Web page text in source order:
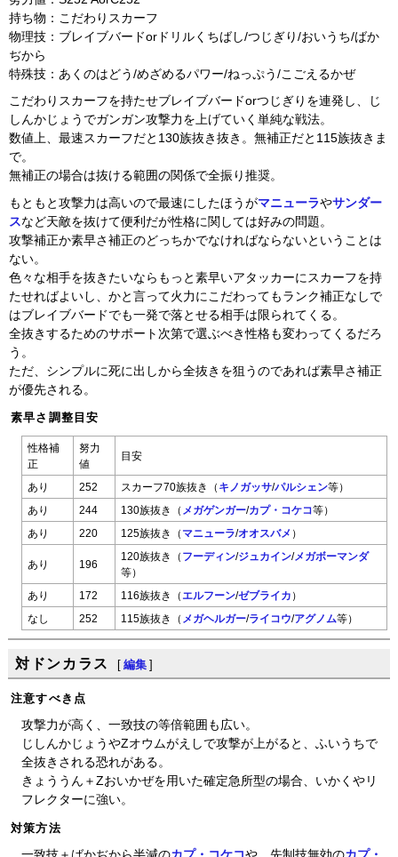
持ち物：こだわりスカーフ
物理技：ブレイブバードorドリルくちばし/つじぎり/おいうち/ばか
ぢから
特殊技：あくのはどう/めざめるパワー/ねっぷう/こごえるかぜ
こだわりスカーフを持たせブレイブバードorつじぎりを連発し、じ
しんかじょうでガンガン攻撃力を上げていく単純な戦法。
数値上、最速スカーフだと130族抜き抜き。無補正だと115族抜きま
で。
無補正の場合は抜ける範囲の関係で全振り推奨。
もともと攻撃力は高いので最速にしたほうがマニューラやサンダー
スなど天敵を抜けて便利だが性格に関しては好みの問題。
攻撃補正か素早さ補正のどっちかでなければならないということは
ない。
色々な相手を抜きたいならもっと素早いアタッカーにスカーフを持
たせればよいし、かと言って火力にこだわってもランク補正なしで
はブレイブバードでも一発で落とせる相手は限られてくる。
全抜きするためのサポート次第で選ぶべき性格も変わってくるだろ
う。
ただ、シンプルに死に出しから全抜きを狙うのであれば素早さ補正
が優先される。
素早さ調整目安
性格補
正
努力
値
目安
あり 252 スカーフ70族抜き（ キノガッサ/パルシェン等）
あり 244 130族抜き（ メガゲンガー/カプ・コケコ等）
あり 220 125族抜き（ マニューラ/オオスバメ ）
あり 196
120族抜き（ フーディン/ジュカイン/メガボーマンダ
等）
あり 172 116族抜き（ エルフーン/ゼブライカ ）
なし 252 115族抜き（ メガヘルガー/ライコウ/アグノム等）
対ドンカラス [ 編集 ]
注意すべき点
攻撃力が高く、一致技の等倍範囲も広い。
じしんかじょうやZオウムがえしで攻撃が上がると、ふいうちで
全抜きされる恐れがある。
きょううん＋Zおいかぜを用いた確定急所型の場合、いかくやリ
フレクターに強い。
対策方法